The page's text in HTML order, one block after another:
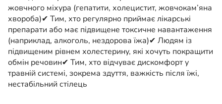
жовчного міхура (гепатити, холецистит, жовчокам’яна
хвороба)✔ Тим, хто регулярно приймає лікарські
препарати або має підвищене токсичне навантаження
(наприклад, алкоголь, нездорова їжа)✔ Людям із
підвищеним рівнем холестерину, які хочуть покращити
обмін речовин✔ Тим, хто відчуває дискомфорт у
травній системі, зокрема здуття, важкість після їжі,
нестабільний стілець